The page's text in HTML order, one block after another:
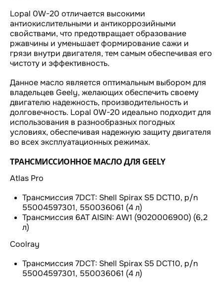
Lopal 0W-20 отличается высокими
антиокислительными и антикоррозийными
свойствами, что предотвращает образование
ржавчины и уменьшает формирование сажи и
грязи внутри двигателя, тем самым обеспечивая его
чистоту и эффективность.
Данное масло является оптимальным выбором для
владельцев Geely, желающих обеспечить своему
двигателю надежность, производительность и
долговечность. Lopal 0W-20 идеально подходит для
использования в разнообразных погодных
условиях, обеспечивая надежную защиту двигателя
во всех эксплуатационных режимах.
ТРАНСМИССИОННОЕ МАСЛО ДЛЯ GEELY
Atlas Pro
Трансмиссия 7DCT: Shell Spirax S5 DCT10, p/n
55004597301, 550036061 (4 л)
Трансмиссия 6AT AISIN: AW1 (9020006900) (6,2
л)
Coolray
Трансмиссия 7DCT: Shell Spirax S5 DCT10, p/n
55004597301, 550036061 (4 л)